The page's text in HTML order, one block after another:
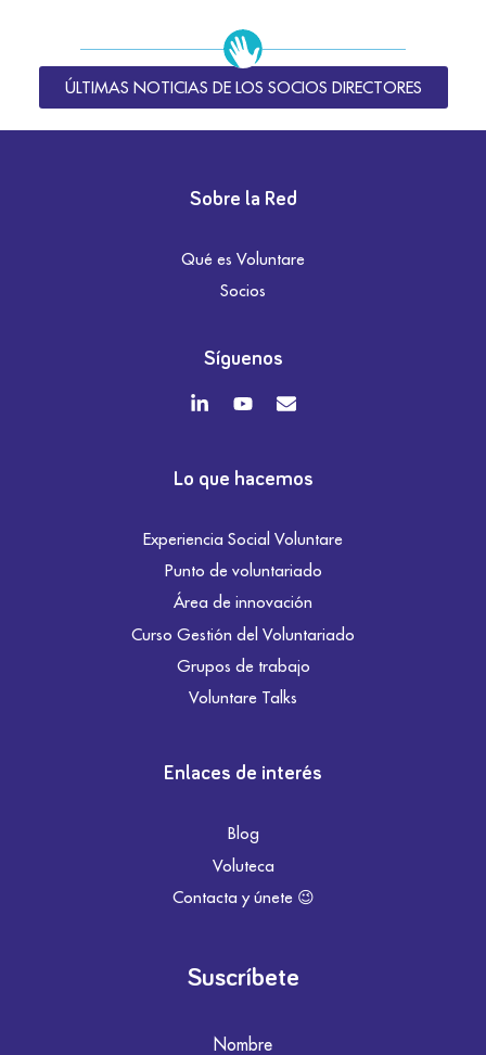
ÚLTIMAS NOTICIAS DE LOS SOCIOS DIRECTORES
Sobre la Red
Qué es Voluntare
Socios
Síguenos
Lo que hacemos
Experiencia Social Voluntare
Punto de voluntariado
Área de innovación
Curso Gestión del Voluntariado
Grupos de trabajo
Voluntare Talks
Enlaces de interés
Blog
Voluteca
Contacta y únete 😉
Suscríbete
Nombre